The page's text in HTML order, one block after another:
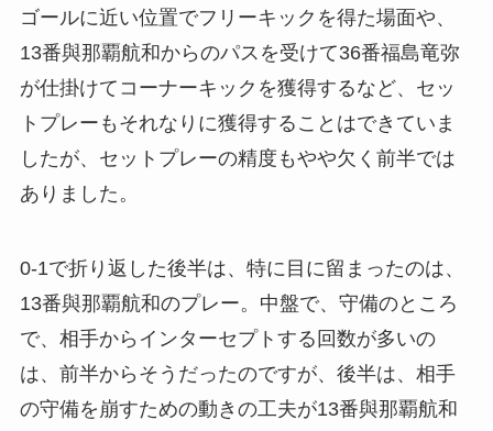
ゴールに近い位置でフリーキックを得た場面や、
13番與那覇航和からのパスを受けて36番福島竜弥
が仕掛けてコーナーキックを獲得するなど、セッ
トプレーもそれなりに獲得することはできていま
したが、セットプレーの精度もやや欠く前半では
ありました。
0-1で折り返した後半は、特に目に留まったのは、
13番與那覇航和のプレー。中盤で、守備のところ
で、相手からインターセプトする回数が多いの
は、前半からそうだったのですが、後半は、相手
の守備を崩すための動きの工夫が13番與那覇航和